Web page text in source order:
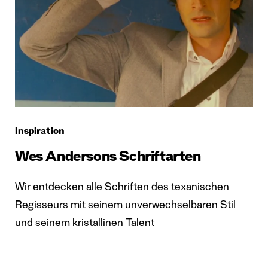
Inspiration
Wes Andersons Schriftarten
Wir entdecken alle Schriften des texanischen
Regisseurs mit seinem unverwechselbaren Stil
und seinem kristallinen Talent